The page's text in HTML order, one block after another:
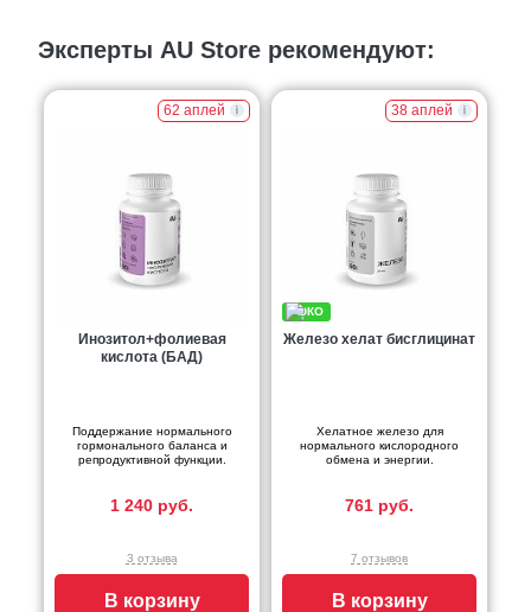
Эксперты AU Store рекомендуют:
62 аплей
Инозитол+фолиевая
кислота (БАД)
Поддержание нормального
гормонального баланса и
репродуктивной функции.
1 240 руб.
3 отзыва
В корзину
38 аплей
Железо хелат бисглицинат
Хелатное железо для
нормального кислородного
обмена и энергии.
761 руб.
7 отзывов
В корзину